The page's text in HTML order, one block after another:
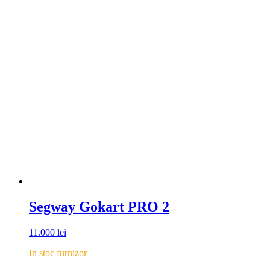
Segway Gokart PRO 2
11.000 lei
In stoc furnizor